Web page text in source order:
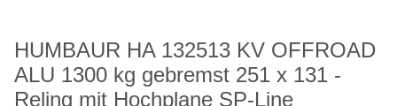
HUMBAUR HA 132513 KV OFFROAD
ALU 1300 kg gebremst 251 x 131 -
Reling mit Hochplane SP-Line